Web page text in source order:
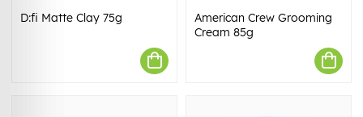
D:fi Matte Clay 75g
American Crew Grooming
Cream 85g